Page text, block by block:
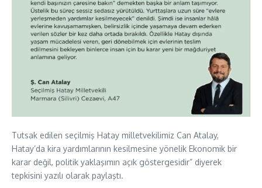
Tutsak edilen seçilmiş Hatay milletvekilimiz Can Atalay,
Hatay’da kira yardımlarının kesilmesine yönelik Ekonomik bir
karar değil, politik yaklaşımın açık göstergesidir” diyerek
tepkisini yazılı olarak paylaştı.